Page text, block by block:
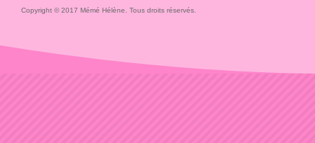
Copyright © 2017 Mémé Hélène. Tous droits réservés.